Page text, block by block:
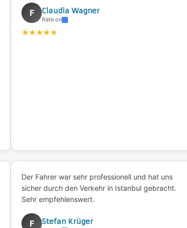
F Claudia Wagner
Rate on
★★★★★
Der Fahrer war sehr professionell und hat uns
sicher durch den Verkehr in Istanbul gebracht.
Sehr empfehlenswert.
F Stefan Krüger